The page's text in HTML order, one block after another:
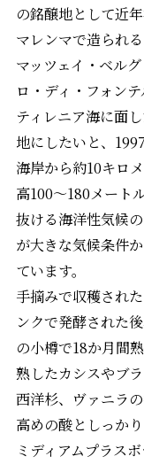
の銘醸地として近
マレンマで造られ
マッツェイ・ベル
ロ・ディ・フォン
ティレニア海に面
地にしたいと、
海岸から約10キロ
高100〜180メート
抜ける海洋性気候
が大きな気候条件
ています。
手摘みで収穫され
ンクで発酵された
の小樽で18か月間熟
熟したカシスやブ
西洋杉、ヴァニラ
高めの酸としっか
ミディアムプラス